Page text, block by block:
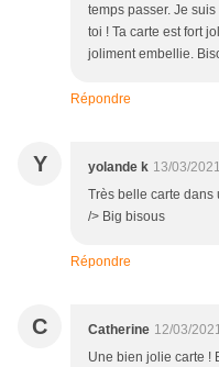
temps passer. Je
toi ! Ta carte est fort
joliment embellie.
Répondre
Y yolande k 13/03/
Très belle carte dans
/> Big bisous
Répondre
C Catherine 12/03/
Une bien jolie carte !